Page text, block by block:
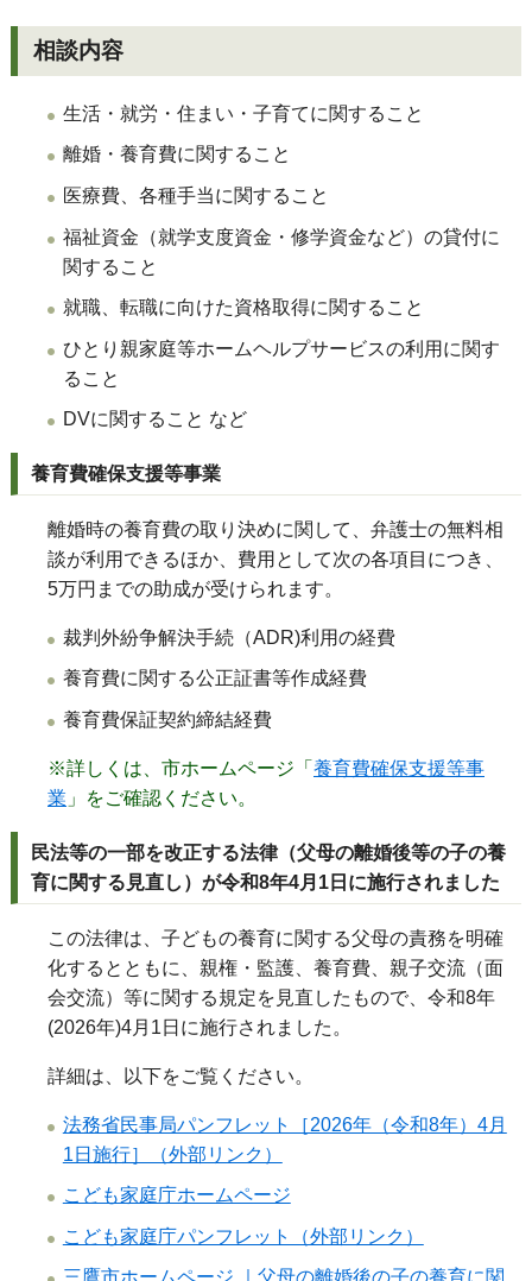
相談内容
生活・就労・住まい・子育てに関すること
離婚・養育費に関すること
医療費、各種手当に関すること
福祉資金（就学支度資金・修学資金など）の貸付に
関すること
就職、転職に向けた資格取得に関すること
ひとり親家庭等ホームヘルプサービスの利用に関す
ること
DVに関すること など
養育費確保支援等事業
離婚時の養育費の取り決めに関して、弁護士の無料相
談が利用できるほか、費用として次の各項目につき、
5万円までの助成が受けられます。
裁判外紛争解決手続（ADR)利用の経費
養育費に関する公正証書等作成経費
養育費保証契約締結経費
※詳しくは、市ホームページ「 養育費確保支援等事
業 」をご確認ください。
民法等の一部を改正する法律（父母の離婚後等の子の養
育に関する見直し）が令和8年4月1日に施行されました
この法律は、子どもの養育に関する父母の責務を明確
化するとともに、親権・監護、養育費、親子交流（面
会交流）等に関する規定を見直したもので、令和8年
(2026年)4月 1 日に施行されました。
詳細は、以下をご覧ください。
法務省民事局パンフレット［2026年（令和8年）4月
1日施行］（外部リンク）
こども家庭庁ホームページ
こども家庭庁パンフレット（外部リンク）